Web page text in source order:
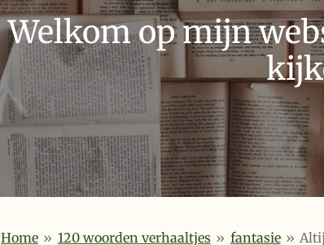
Welkom op mijn
Home » 120 woorden verhaaltjes » fantasie »